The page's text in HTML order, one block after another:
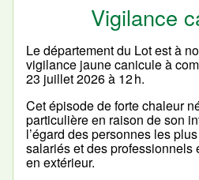
Vigilance
Le département du Lot est à
vigilance jaune canicule à
23 juillet 2026 à 12 h.
Cet épisode de forte chaleur
particulière en raison de son
l’égard des personnes les
salariés et des professionnels
en extérieur.